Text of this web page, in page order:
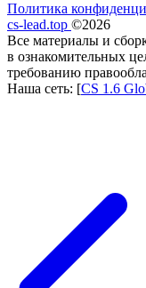
Политика
cs-lead.top ©2026
Все материалы и
в ознакомительных
требованию
Наша сеть: [CS 1.6